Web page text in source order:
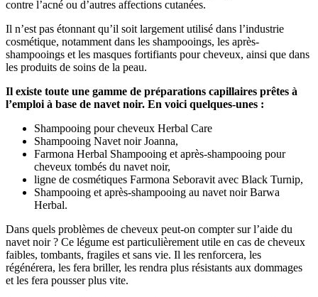
contre l’acné ou d’autres affections cutanées.
Il n’est pas étonnant qu’il soit largement utilisé dans l’industrie
cosmétique, notamment dans les shampooings, les après-
shampooings et les masques fortifiants pour cheveux, ainsi que dans
les produits de soins de la peau.
Il existe toute une gamme de préparations capillaires prêtes à
l’emploi à base de navet noir. En voici quelques-unes :
Shampooing pour cheveux Herbal Care
Shampooing Navet noir Joanna,
Farmona Herbal Shampooing et après-shampooing pour
cheveux tombés du navet noir,
ligne de cosmétiques Farmona Seboravit avec Black Turnip,
Shampooing et après-shampooing au navet noir Barwa
Herbal.
Dans quels problèmes de cheveux peut-on compter sur l’aide du
navet noir ? Ce légume est particulièrement utile en cas de cheveux
faibles, tombants, fragiles et sans vie. Il les renforcera, les
régénérera, les fera briller, les rendra plus résistants aux dommages
et les fera pousser plus vite.